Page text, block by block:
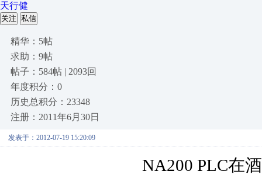
天行健
关注 私信
精华：5帖
求助：9帖
帖子：584帖 | 2093回
年度积分：0
历史总积分：23348
注册：2011年6月30日
发表于：2012-07-19 15:20:09
NA200 PLC在